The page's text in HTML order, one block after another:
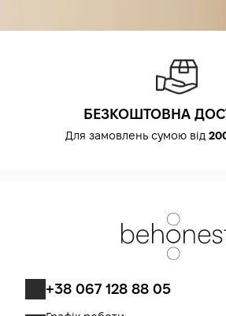
БЕЗКОШТОВНА
Для замовлень сумою від
+38 067 128 88 05